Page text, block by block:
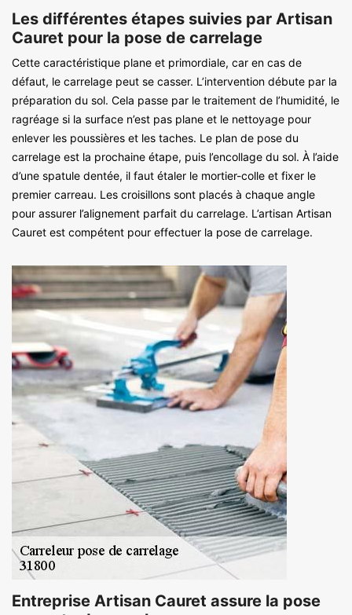
Les différentes étapes suivies par Artisan
Cauret pour la pose de carrelage
Cette caractéristique plane et primordiale, car en cas de
défaut, le carrelage peut se casser. L’intervention débute par la
préparation du sol. Cela passe par le traitement de l’humidité, le
ragréage si la surface n’est pas plane et le nettoyage pour
enlever les poussières et les taches. Le plan de pose du
carrelage est la prochaine étape, puis l’encollage du sol. À l’aide
d’une spatule dentée, il faut étaler le mortier-colle et fixer le
premier carreau. Les croisillons sont placés à chaque angle
pour assurer l’alignement parfait du carrelage. L’artisan Artisan
Cauret est compétent pour effectuer la pose de carrelage.
Entreprise Artisan Cauret assure la pose